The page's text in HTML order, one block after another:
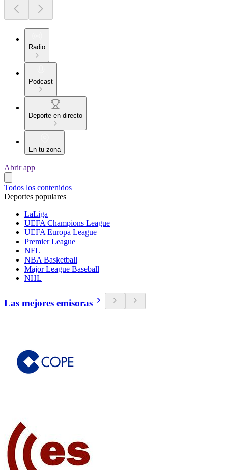
Radio
Podcast
Deporte en directo
En tu zona
Abrir app
Todos los contenidos
Deportes populares
LaLiga
UEFA Champions League
UEFA Europa League
Premier League
NFL
NBA Basketball
Major League Baseball
NHL
Las mejores emisoras